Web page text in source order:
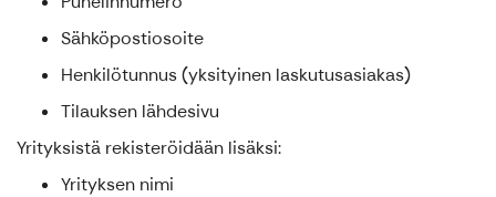
Sähköpostiosoite
Henkilötunnus (yksityinen laskutusasiakas)
Tilauksen lähdesivu
Yrityksistä rekisteröidään lisäksi:
Yrityksen nimi